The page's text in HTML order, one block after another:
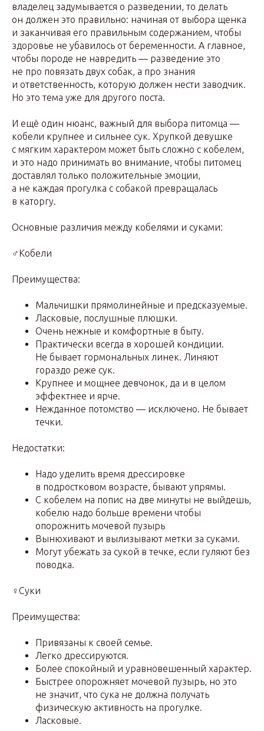
владелец задумывается о разведении, то делать
он должен это правильно: начиная от выбора щенка
и заканчивая его правильным содержанием, чтобы
здоровье не убавилось от беременности. А главное,
чтобы породе не навредить — разведение это
не про повязать двух собак, а про знания
и ответственность, которую должен нести заводчик.
Но это тема уже для другого поста.
И ещё один нюанс, важный для выбора питомца —
кобели крупнее и сильнее сук. Хрупкой девушке
с мягким характером может быть сложно с кобелем,
и это надо принимать во внимание, чтобы питомец
доставлял только положительные эмоции,
а не каждая прогулка с собакой превращалась
в каторгу.
Основные различия между кобелями и суками:
♂Кобели
Преимущества:
Мальчишки прямолинейные и предсказуемые.
Ласковые, послушные плюшки.
Очень нежные и комфортные в быту.
Практически всегда в хорошей кондиции.
Не бывает гормональных линек. Линяют
гораздо реже сук.
Крупнее и мощнее девчонок, да и в целом
эффектнее и ярче.
Нежданное потомство — исключено. Не бывает
течки.
Недостатки:
Надо уделить время дрессировке
в подростковом возрасте, бывают упрямы.
С кобелем на попис на две минуты не выйдешь,
кобелю надо больше времени чтобы
опорожнить мочевой пузырь
Вынюхивают и вылизывают метки за суками.
Могут убежать за сукой в течке, если гуляют без
поводка.
♀Суки
Преимущества:
Привязаны к своей семье.
Легко дрессируются.
Более спокойный и уравновешенный характер.
Быстрее опорожняет мочевой пузырь, но это
не значит, что сука не должна получать
физическую активность на прогулке.
Ласковые.